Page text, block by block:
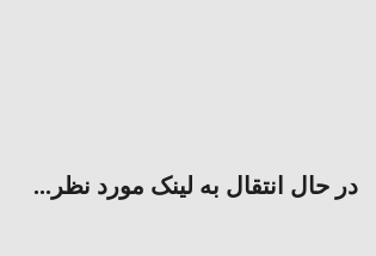
در حال انتقال به لینک مورد نظر...